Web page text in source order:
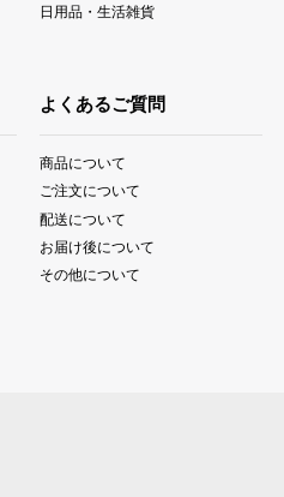
日用品・生活雑貨
よくあるご質問
商品について
ご注文について
配送について
お届け後について
その他について